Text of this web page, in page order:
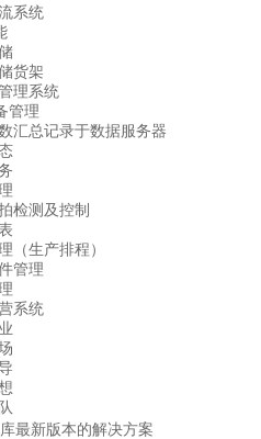
系统
货架
理系统
管理
汇总记录于数据服务器
检测及控制
（生产排程）
管理
系统
最新版本的解决方案